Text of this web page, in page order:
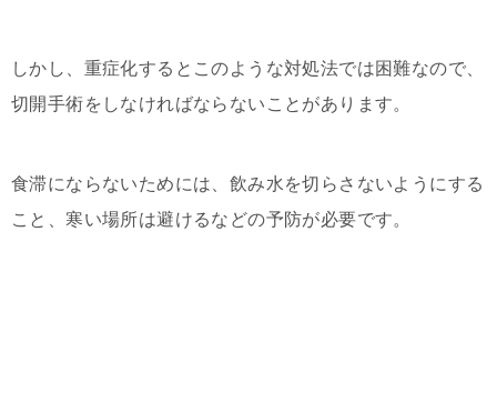
しかし、重症化するとこのような対処法では困難なので、
切開手術をしなければならないことがあります。
食滞にならないためには、飲み水を切らさないようにする
こと、寒い場所は避けるなどの予防が必要です。